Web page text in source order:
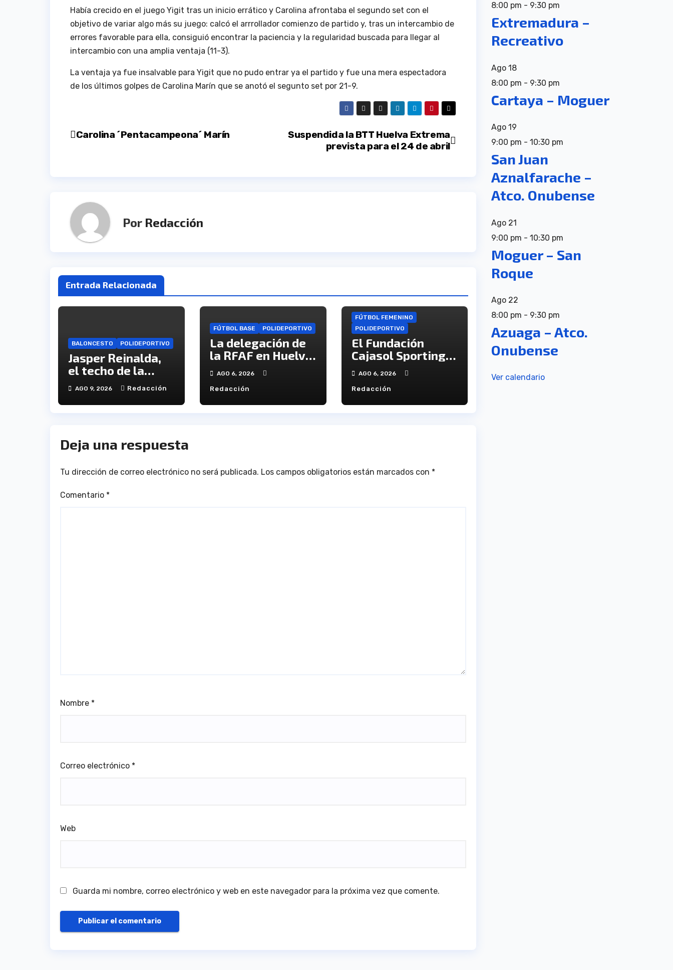
Había crecido en el juego Yigit tras un inicio errático y Carolina afrontaba el segundo set con el
objetivo de variar algo más su juego: calcó el arrrollador comienzo de partido y, tras un intercambio de
errores favorable para ella, consiguió encontrar la paciencia y la regularidad buscada para llegar al
intercambio con una amplia ventaja (11-3).
La ventaja ya fue insalvable para Yigit que no pudo entrar ya el partido y fue una mera espectadora
de los últimos golpes de Carolina Marín que se anotó el segunto set por 21-9.
Navegación
Suspendida la BTT Huelva Extrema
prevista para el 24 de abril
Carolina ´Pentacampeona´ Marín
Por Redacción
Entrada Relacionada
BALONCESTO POLIDEPORTIVO
Jasper Reinalda,
el techo de la
categoría que
refuerza el juego
interior del CB.
AGO 9, 2026 Redacción
FÚTBOL BASE POLIDEPORTIVO
La delegación de
la RFAF en Huelva
hace público los
calendarios de la
categoría juvenil
AGO 6, 2026
Redacción
FÚTBOL FEMENINO
POLIDEPORTIVO
El Fundación
Cajasol Sporting
iniciará la Liga
recibiendo al
Cacereño Atlético
AGO 6, 2026
Redacción
Deja una respuesta
Tu dirección de correo electrónico no será publicada. Los campos obligatorios están marcados con *
Comentario *
Nombre *
Correo electrónico *
Web
Guarda mi nombre, correo electrónico y web en este navegador para la próxima vez que comente.
8:00 pm - 9:30 pm
Extremadura –
Recreativo
Ago 18
8:00 pm - 9:30 pm
Cartaya – Moguer
Ago 19
9:00 pm - 10:30 pm
San Juan
Aznalfarache –
Atco. Onubense
Ago 21
9:00 pm - 10:30 pm
Moguer – San
Roque
Ago 22
8:00 pm - 9:30 pm
Azuaga – Atco.
Onubense
Ver calendario